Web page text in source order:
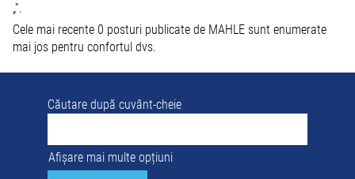
„”.
Cele mai recente 0 posturi publicate de MAHLE sunt enumerate
mai jos pentru confortul dvs.
Căutare după cuvânt-cheie
Afișare mai multe opțiuni